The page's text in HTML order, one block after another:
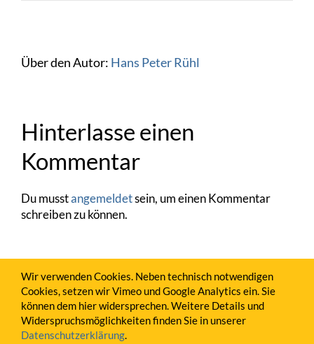
Über den Autor: Hans Peter Rühl
Hinterlasse einen
Kommentar
Du musstangemeldetsein, um einen Kommentar
schreiben zu können.
Wir verwenden Cookies. Neben technisch notwendigen
Cookies, setzen wir Vimeo und Google Analytics ein. Sie
können dem hier widersprechen. Weitere Details und
Widerspruchsmöglichkeiten finden Sie in unserer
Datenschutzerklärung.